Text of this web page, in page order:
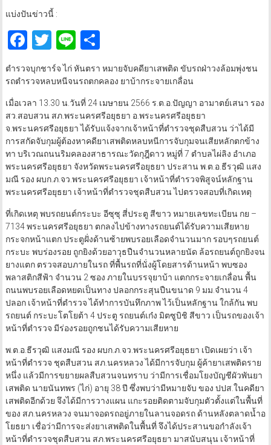
แบ่งปันข่าวนี้ :
Facebook
Twitter
LineShare
ตำรวจบุกชาร์จ ไก่ หันตรา หมายจับคดียาเสพติด ขับรถฝ่าวงล้อมพุ่งชน
รถตำรวจหลบหนีจนรถตกคลอง ยาบ้ากระจายเกลื่อน
เมื่อเวลา 13.30 น.วันที่ 24 เมษายน 2566 ร.ต.อ.ปัญญา อามาตย์เสนา รอง
สว.สอบสวน สภ.พระนครศรีอยุธยา อ.พระนครศรีอยุธยา
จ.พระนครศรีอยุธยา ได้รับแจ้งจากเจ้าหน้าที่ตำรวจชุดสืบสวน ว่าได้มี
การสกัดจับกุมผู้ต้องหาคดียาเสพติดหลบหนีการจับกุมจนเสียหลักตกข้าง
ทา บริเวณถนนริมคลองสาธารณะวัดกุฎีดาว หมู่ที่ 7 ตำบลไผ่ลิง อำเภอ
พระนครศรีอยุธยา จังหวัดพระนครศรีอยุธยา ประสาน พ.ต.อ.ธีรวุฒิ แสง
มณี รอง ผบก.ภ.จว.พระนครศรีอยุธยา เจ้าหน้าที่ตำรวจพิสูจน์หลักฐาน
พระนครศรีอยุธยา เจ้าหน้าที่ตำรวจชุดสืบสวน ไปตรวจสอบที่เกิดเหตุ
ที่เกิดเหตุ พบรถยนต์กระบะ อีซุซุ สี่ประตู สีขาว หมายเลขทะเบียน กย –
7134 พระนครศรีอยุธยา ตกลงไปข้างทางรถยนต์ได้รับความเสียหาย
กระจกหน้าแตก ประตูฝั่งด้านซ้ายพบรอยเลือดจำนวนมาก รอบๆรถยนต์
กระบะ พบร่องรอย ถูกยิงด้วยอาวุธปืนจำนวนหลายนัด ล้อรถยนต์ถูกยิงจน
ยางแตก ตรวจสอบภายในรถ ที่พื้นรถที่นั่งผู้โดยสารด้านหน้า พบซอง
พลาสติกสีฟ้า จำนวน 2 ซอง ภายในบรรจุยาบ้า แตกกระจายเกลื่อน พื้น
ถนนพบรอยเลือดหยดเป็นทาง ปลอกกระสุนปืนขนาด 9 มม.จำนวน 4
ปลอก เจ้าหน้าที่ตำรวจ ได้ทำการบันทึกภาพ ไว้เป็นหลักฐาน ใกล้กัน พบ
รถยนต์ กระบะโตโยต้า 4 ประตู รถยนต์เก๋ง มิตซูบิชิ สีขาว เป็นรถของเจ้า
หน้าที่ตำรวจ มีร่องรอยถูกชนได้รับความเสียหาย
พ.ต.อ.ธีรวุฒิ แสงมณี รอง ผบก.ภ.จว.พระนครศรีอยุธยา เปิดเผยว่า เจ้า
หน้าที่ตำรวจ ชุดสืบสวน สภ.นครหลวง ได้มีการจับกุม ผู้ค้ายาเสพติดราย
หนึ่ง แล้วมีการขยายผลสืบสวนจนทราบ ว่ามีการเชื่อมโยงบัญชีผัวพันยา
เสพติด นายนันทพร (ไก่) อายุ 38 ปี ซึ่งพบว่ามีหมายจับ ของ ปปส.ในคดียา
เสพติดอีกด้วย จึงได้มีการวางแผน แกะรอยติดตามจับกุมตัวตั้งแต่ในพื้นที่
ของ สภ.นครหลวง จนมาจอดรถอยู่ภายในลานจอดรถ ด้านหลังตลาดน้ำอ
โยธยา เชื่อว่ามีการจะส่งยาเสพติดในพื้นที่ จึงได้ประสานขอกำลังเจ้า
หน้าที่ตำรวจชุดสืบสวน สภ.พระนครศรีอยุธยา มาสนับสนุน เจ้าหน้าที่